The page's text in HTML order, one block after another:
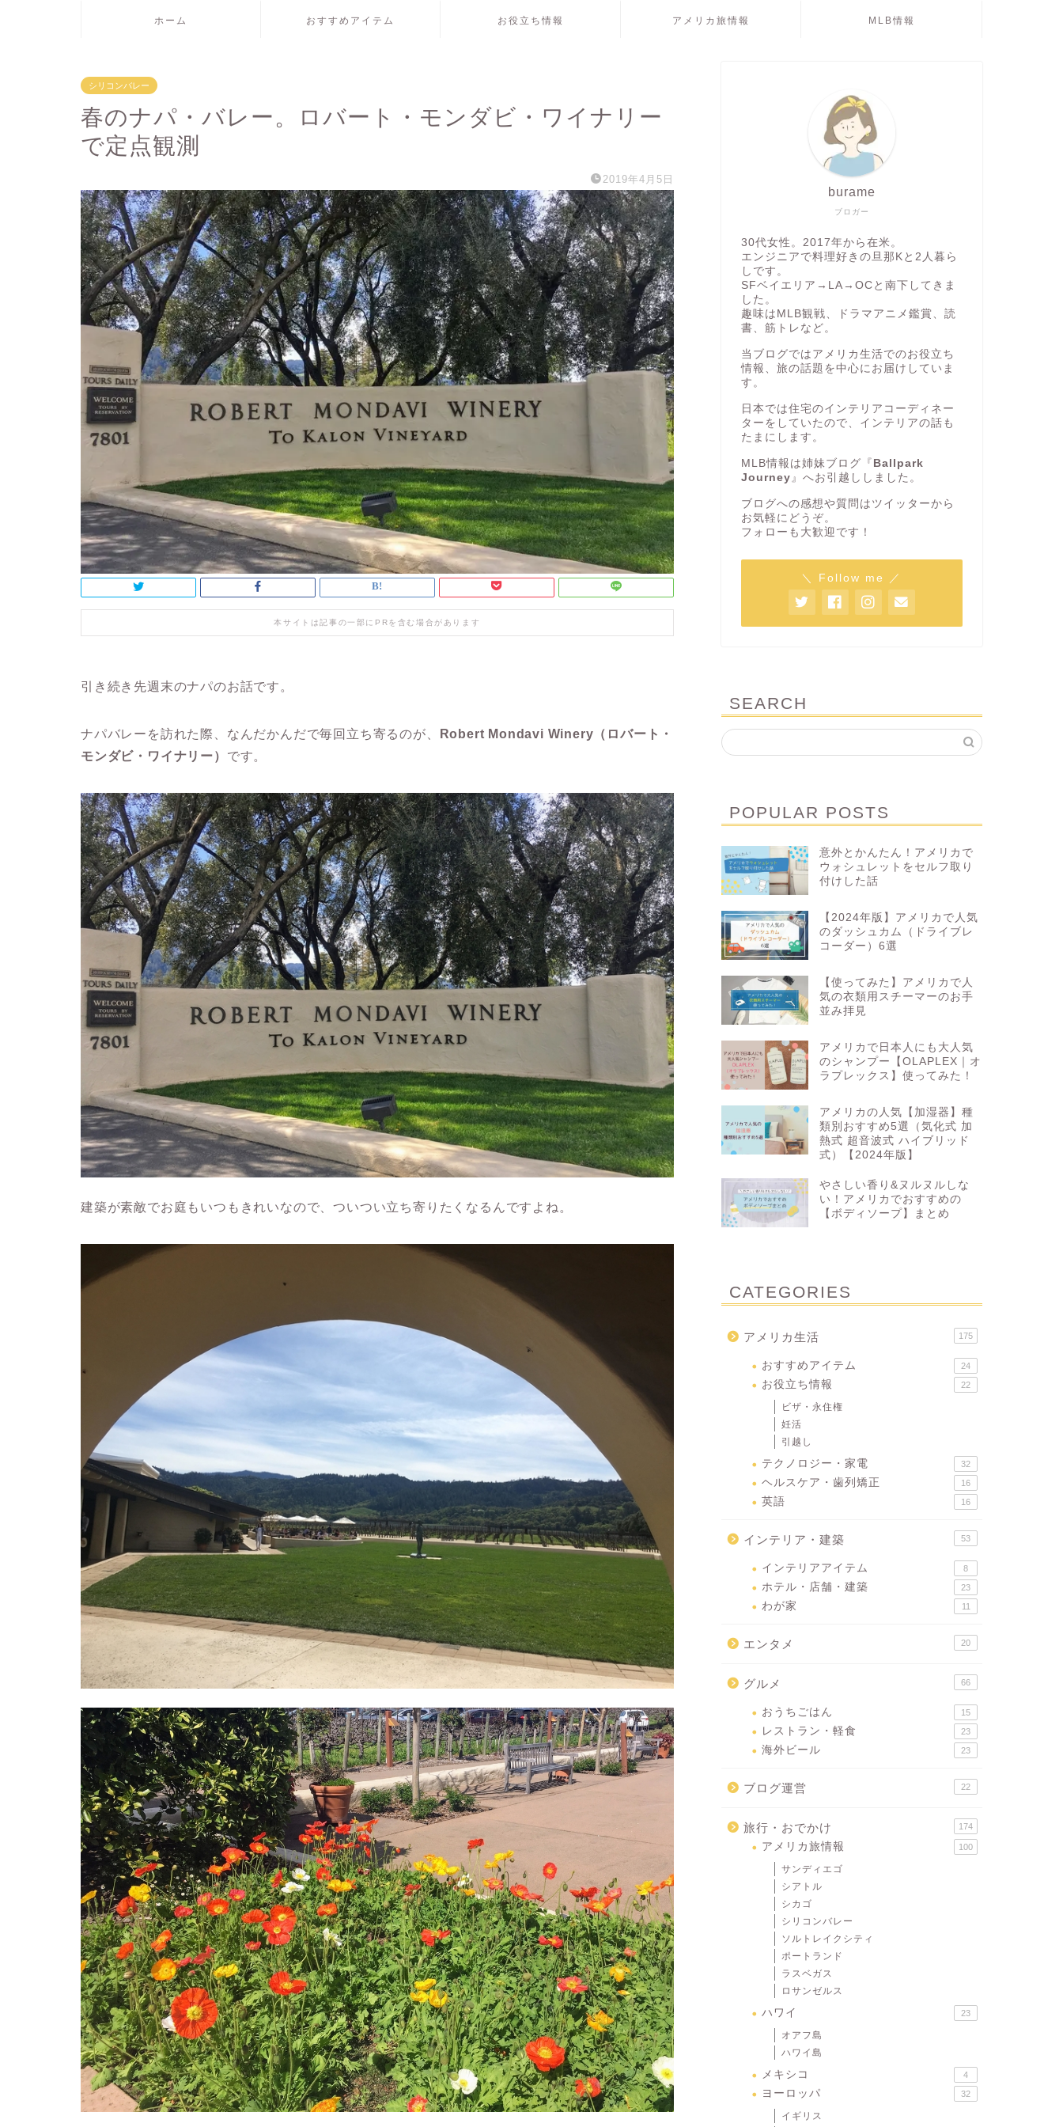
ホーム おすすめアイテム お役立ち情報 アメリカ旅情報 MLB情報
シリコンバレー
春のナパ・バレー。ロバート・モンダビ・ワイナリー
で定点観測
2019年4月5日
本サイトは記事の一部にPRを含む場合があります
引き続き先週末のナパのお話です。
ナパバレーを訪れた際、なんだかんだで毎回立ち寄るのが、
Robert Mondavi Winery（ロバート・
モンダビ・ワイナリー） です。
建築が素敵でお庭もいつもきれいなので、ついつい立ち寄りたくなるんですよね。
ブロガー
burame
30代女性。2017年から在米。
エンジニアで料理好きの旦那Kと2人暮ら
しです。
SFベイエリア→LA→OCと南下してきま
した。
趣味はMLB観戦、ドラマアニメ鑑賞、読
書、筋トレなど。
当ブログではアメリカ生活でのお役立ち
情報、旅の話題を中心にお届けしていま
す。
日本では住宅のインテリアコーディネー
ターをしていたので、インテリアの話も
たまにします。
MLB情報は姉妹ブログ『 Ballpark
Journey 』へお引越ししました。
ブログへの感想や質問はツイッターから
お気軽にどうぞ。
フォローも大歓迎です！
＼ Follow me ／
SEARCH
POPULAR POSTS
意外とかんたん！アメリカで
ウォシュレットをセルフ取り
付けした話
【2024年版】アメリカで人気
のダッシュカム（ドライブレ
コーダー）6選
【使ってみた】アメリカで人
気の衣類用スチーマーのお手
並み拝見
アメリカで日本人にも大人気
のシャンプー【OLAPLEX｜オ
ラプレックス】使ってみた！
アメリカの人気【加湿器】種
類別おすすめ5選（気化式 加
熱式 超音波式 ハイブリッド
式）【2024年版】
やさしい香り&ヌルヌルしな
い！アメリカでおすすめの
【ボディソープ】まとめ
CATEGORIES
アメリカ生活 175
おすすめアイテム 24
お役立ち情報 22
ビザ・永住権
妊活
引越し
テクノロジー・家電 32
ヘルスケア・歯列矯正 16
英語 16
インテリア・建築 53
インテリアアイテム 8
ホテル・店舗・建築 23
わが家 11
エンタメ 20
グルメ 66
おうちごはん 15
レストラン・軽食 23
海外ビール 23
ブログ運営 22
旅行・おでかけ 174
アメリカ旅情報 100
サンディエゴ
シアトル
シカゴ
シリコンバレー
ソルトレイクシティ
ポートランド
ラスベガス
ロサンゼルス
ハワイ 23
オアフ島
ハワイ島
メキシコ 4
ヨーロッパ 32
イギリス